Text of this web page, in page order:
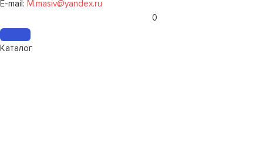
E-mail: M.masiv@yandex.ru
0
Каталог